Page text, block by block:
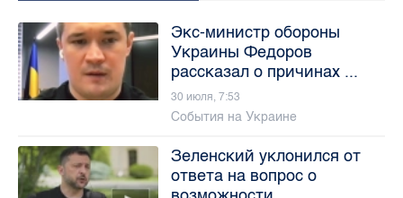
Экс-министр обороны
Украины Федоров
рассказал о причинах ...
30 июля, 7:53
События на Украине
Зеленский уклонился от
ответа на вопрос о